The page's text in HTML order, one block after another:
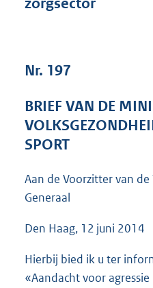
Nr. 197
BRIEF VAN DE
SPORT
Aan de Voorzitter van
Generaal
Den Haag, 12 juni 2014
Hierbij bied ik u ter
«Aandacht voor